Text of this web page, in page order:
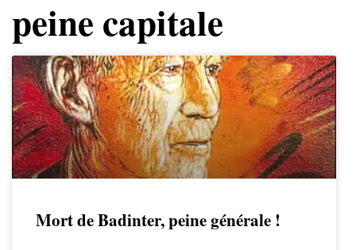
peine capitale
Mort de Badinter, peine générale !